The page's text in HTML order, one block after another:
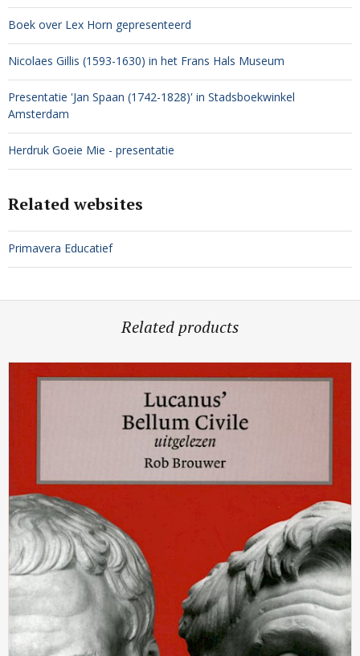
Boek over Lex Horn gepresenteerd
Nicolaes Gillis (1593-1630) in het Frans Hals Museum
Presentatie 'Jan Spaan (1742-1828)' in Stadsboekwinkel
Amsterdam
Herdruk Goeie Mie - presentatie
Related websites
Primavera Educatief
Related products